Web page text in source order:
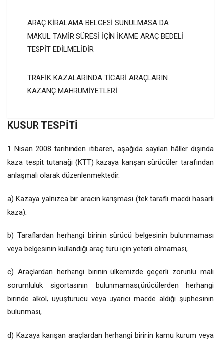
ARAÇ KİRALAMA BELGESİ SUNULMASA DA
MAKUL TAMİR SÜRESİ İÇİN İKAME ARAÇ BEDELİ
TESPİT EDİLMELİDİR
TRAFİK KAZALARINDA TİCARİ ARAÇLARIN
KAZANÇ MAHRUMİYETLERİ
KUSUR TESPİTİ
1 Nisan 2008 tarihinden itibaren, aşağıda sayılan hâller dışında
kaza tespit tutanağı (KTT) kazaya karışan sürücüler tarafından
anlaşmalı olarak düzenlenmektedir.
a) Kazaya yalnızca bir aracın karışması (tek taraflı maddi hasarlı
kaza),
b) Taraflardan herhangi birinin sürücü belgesinin bulunmaması
veya belgesinin kullandığı araç türü için yeterli olmaması,
c) Araçlardan herhangi birinin ülkemizde geçerli zorunlu mali
sorumluluk sigortasının bulunmaması,ürücülerden herhangi
birinde alkol, uyuşturucu veya uyarıcı madde aldığı şüphesinin
bulunması,
d) Kazaya karışan araçlardan herhangi birinin kamu kurum veya